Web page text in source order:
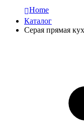
Home
Каталог
Серая прямая